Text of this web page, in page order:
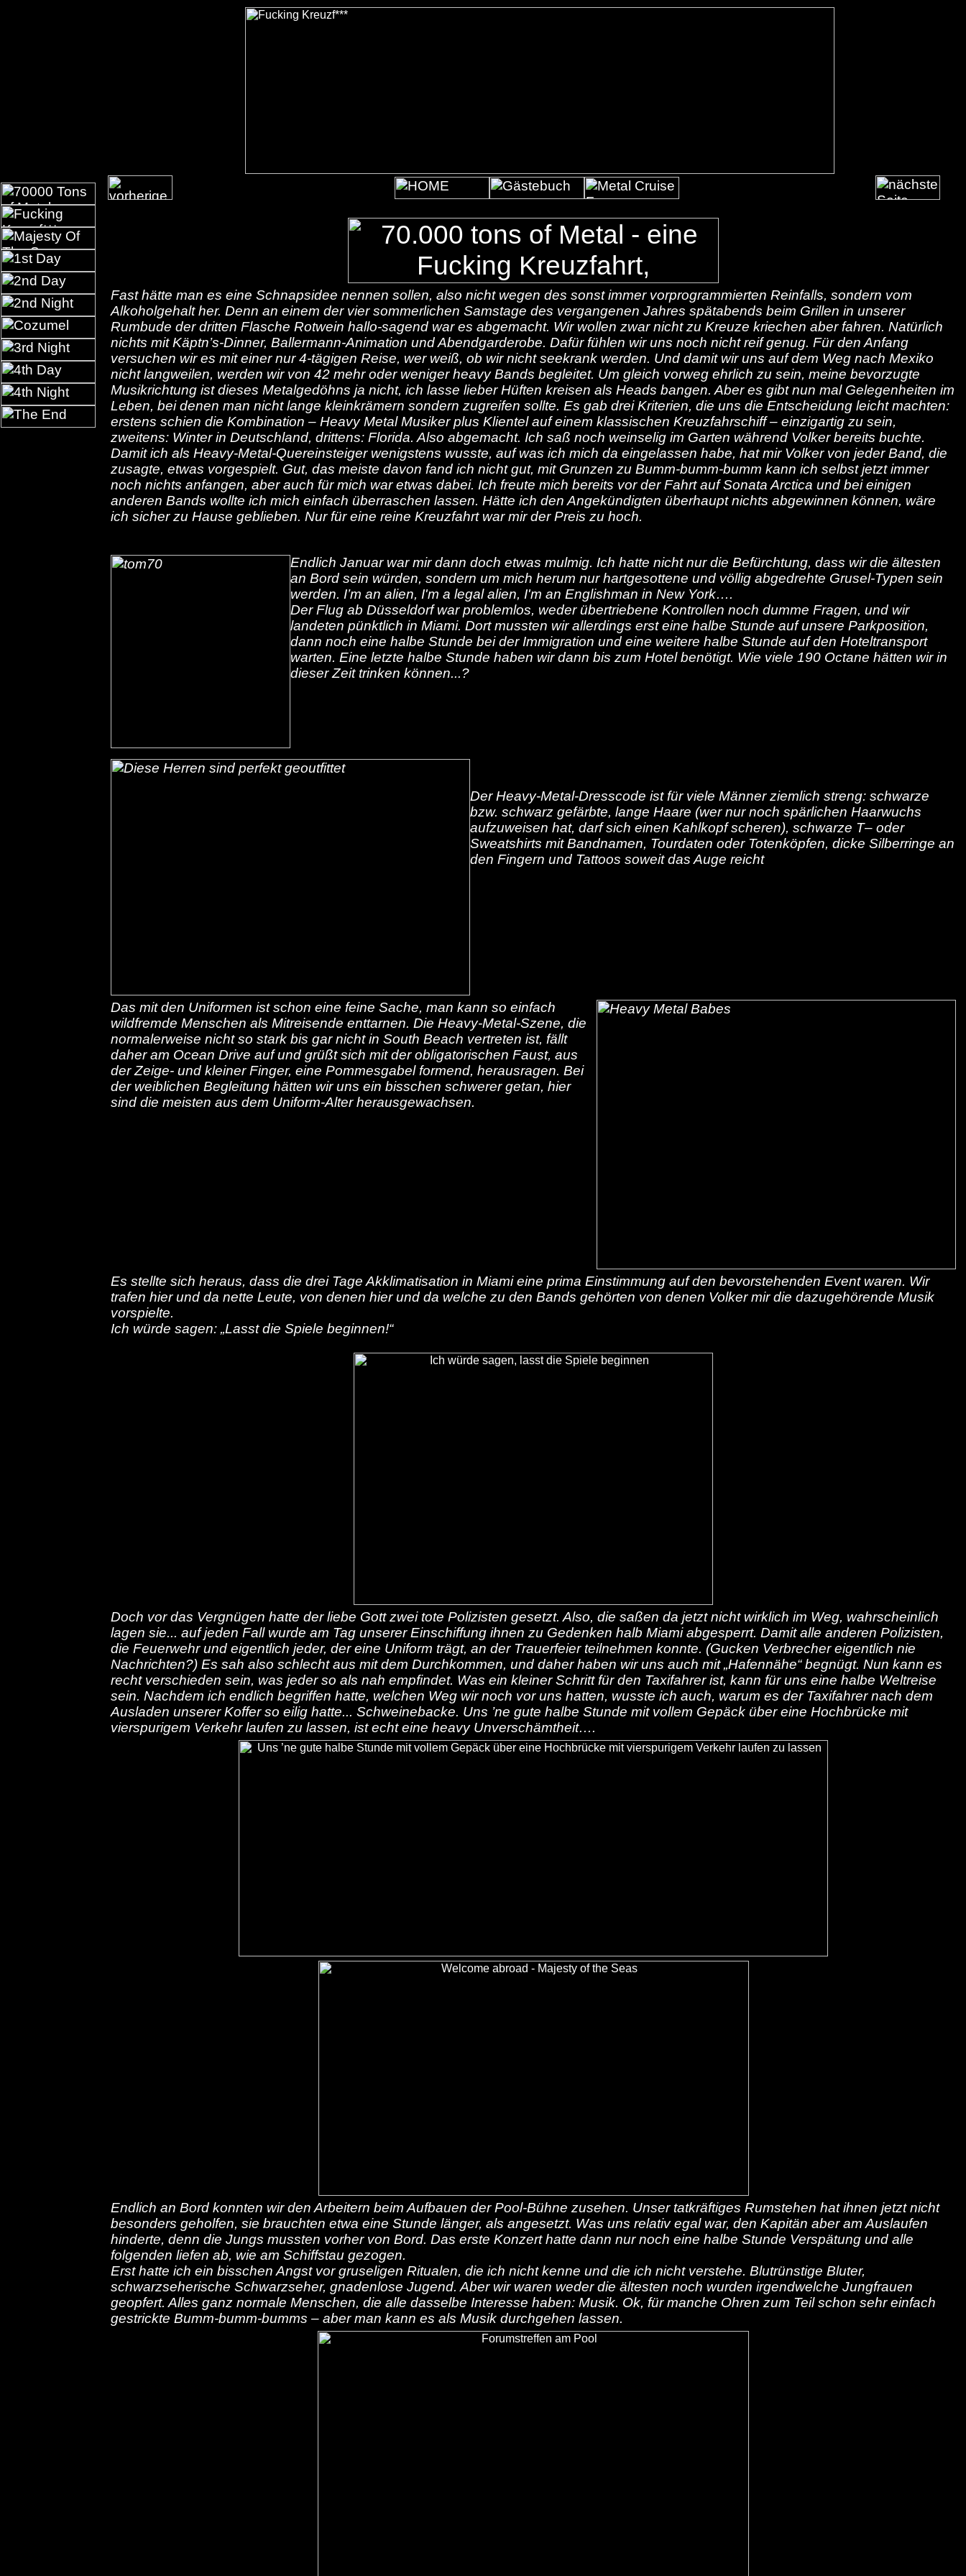
Fast hätte man es eine Schnapsidee nennen sollen, also nicht wegen des sonst immer vorprogrammierten Reinfalls, sondern vom
Alkoholgehalt her. Denn an einem der vier sommerlichen Samstage des vergangenen Jahres spätabends beim Grillen in unserer
Rumbude der dritten Flasche Rotwein hallo-sagend war es abgemacht. Wir wollen zwar nicht zu Kreuze kriechen aber fahren. Natürlich
nichts mit Käptn’s-Dinner, Ballermann-Animation und Abendgarderobe. Dafür fühlen wir uns noch nicht reif genug. Für den Anfang
versuchen wir es mit einer nur 4-tägigen Reise, wer weiß, ob wir nicht seekrank werden. Und damit wir uns auf dem Weg nach Mexiko
nicht langweilen, werden wir von 42 mehr oder weniger heavy Bands begleitet. Um gleich vorweg ehrlich zu sein, meine bevorzugte
Musikrichtung ist dieses Metalgedöhns ja nicht, ich lasse lieber Hüften kreisen als Heads bangen. Aber es gibt nun mal Gelegenheiten im
Leben, bei denen man nicht lange kleinkrämern sondern zugreifen sollte. Es gab drei Kriterien, die uns die Entscheidung leicht machten:
erstens schien die Kombination – Heavy Metal Musiker plus Klientel auf einem klassischen Kreuzfahrschiff – einzigartig zu sein,
zweitens: Winter in Deutschland, drittens: Florida. Also abgemacht. Ich saß noch weinselig im Garten während Volker bereits buchte.
Damit ich als Heavy-Metal-Quereinsteiger wenigstens wusste, auf was ich mich da eingelassen habe, hat mir Volker von jeder Band, die
zusagte, etwas vorgespielt. Gut, das meiste davon fand ich nicht gut, mit Grunzen zu Bumm-bumm-bumm kann ich selbst jetzt immer
noch nichts anfangen, aber auch für mich war etwas dabei. Ich freute mich bereits vor der Fahrt auf Sonata Arctica und bei einigen
anderen Bands wollte ich mich einfach überraschen lassen. Hätte ich den Angekündigten überhaupt nichts abgewinnen können, wäre
ich sicher zu Hause geblieben. Nur für eine reine Kreuzfahrt war mir der Preis zu hoch.
Endlich Januar war mir dann doch etwas mulmig. Ich hatte nicht nur die Befürchtung, dass wir die ältesten
an Bord sein würden, sondern um mich herum nur hartgesottene und völlig abgedrehte Grusel-Typen sein
werden. I’m an alien, I'm a legal alien, I'm an Englishman in New York….
Der Flug ab Düsseldorf war problemlos, weder übertriebene Kontrollen noch dumme Fragen, und wir
landeten pünktlich in Miami. Dort mussten wir allerdings erst eine halbe Stunde auf unsere Parkposition,
dann noch eine halbe Stunde bei der Immigration und eine weitere halbe Stunde auf den Hoteltransport
warten. Eine letzte halbe Stunde haben wir dann bis zum Hotel benötigt. Wie viele 190 Octane hätten wir in
dieser Zeit trinken können...?
Der Heavy-Metal-Dresscode ist für viele Männer ziemlich streng: schwarze
bzw. schwarz gefärbte, lange Haare (wer nur noch spärlichen Haarwuchs
aufzuweisen hat, darf sich einen Kahlkopf scheren), schwarze T– oder
Sweatshirts mit Bandnamen, Tourdaten oder Totenköpfen, dicke Silberringe an
den Fingern und Tattoos soweit das Auge reicht
Das mit den Uniformen ist schon eine feine Sache, man kann so einfach
wildfremde Menschen als Mitreisende enttarnen. Die Heavy-Metal-Szene, die
normalerweise nicht so stark bis gar nicht in South Beach vertreten ist, fällt
daher am Ocean Drive auf und grüßt sich mit der obligatorischen Faust, aus
der Zeige- und kleiner Finger, eine Pommesgabel formend, herausragen. Bei
der weiblichen Begleitung hätten wir uns ein bisschen schwerer getan, hier
sind die meisten aus dem Uniform-Alter herausgewachsen.
Es stellte sich heraus, dass die drei Tage Akklimatisation in Miami eine prima Einstimmung auf den bevorstehenden Event waren. Wir
trafen hier und da nette Leute, von denen hier und da welche zu den Bands gehörten von denen Volker mir die dazugehörende Musik
vorspielte.
Ich würde sagen: „Lasst die Spiele beginnen!“
Doch vor das Vergnügen hatte der liebe Gott zwei tote Polizisten gesetzt. Also, die saßen da jetzt nicht wirklich im Weg, wahrscheinlich
lagen sie... auf jeden Fall wurde am Tag unserer Einschiffung ihnen zu Gedenken halb Miami abgesperrt. Damit alle anderen Polizisten,
die Feuerwehr und eigentlich jeder, der eine Uniform trägt, an der Trauerfeier teilnehmen konnte. (Gucken Verbrecher eigentlich nie
Nachrichten?) Es sah also schlecht aus mit dem Durchkommen, und daher haben wir uns auch mit „Hafennähe“ begnügt. Nun kann es
recht verschieden sein, was jeder so als nah empfindet. Was ein kleiner Schritt für den Taxifahrer ist, kann für uns eine halbe Weltreise
sein. Nachdem ich endlich begriffen hatte, welchen Weg wir noch vor uns hatten, wusste ich auch, warum es der Taxifahrer nach dem
Ausladen unserer Koffer so eilig hatte... Schweinebacke. Uns ’ne gute halbe Stunde mit vollem Gepäck über eine Hochbrücke mit
vierspurigem Verkehr laufen zu lassen, ist echt eine heavy Unverschämtheit….
Endlich an Bord konnten wir den Arbeitern beim Aufbauen der Pool-Bühne zusehen. Unser tatkräftiges Rumstehen hat ihnen jetzt nicht
besonders geholfen, sie brauchten etwa eine Stunde länger, als angesetzt. Was uns relativ egal war, den Kapitän aber am Auslaufen
hinderte, denn die Jungs mussten vorher von Bord. Das erste Konzert hatte dann nur noch eine halbe Stunde Verspätung und alle
folgenden liefen ab, wie am Schiffstau gezogen.
Erst hatte ich ein bisschen Angst vor gruseligen Ritualen, die ich nicht kenne und die ich nicht verstehe. Blutrünstige Bluter,
schwarzseherische Schwarzseher, gnadenlose Jugend. Aber wir waren weder die ältesten noch wurden irgendwelche Jungfrauen
geopfert. Alles ganz normale Menschen, die alle dasselbe Interesse haben: Musik. Ok, für manche Ohren zum Teil schon sehr einfach
gestrickte Bumm-bumm-bumms – aber man kann es als Musik durchgehen lassen.